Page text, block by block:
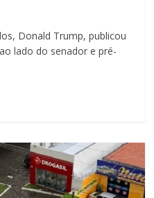
Donald Trump, publicou
lado do senador e pré-